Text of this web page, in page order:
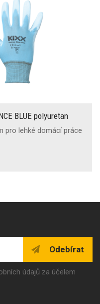
BLUE polyuretan
pro lehké domácí práce
Odebírat
údajů za účelem